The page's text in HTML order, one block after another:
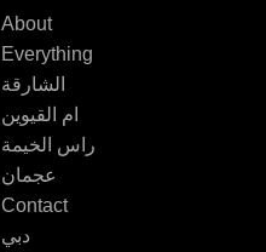
About
Everything
الشارقة
ام القيوين
راس الخيمة
عجمان
Contact
دبي